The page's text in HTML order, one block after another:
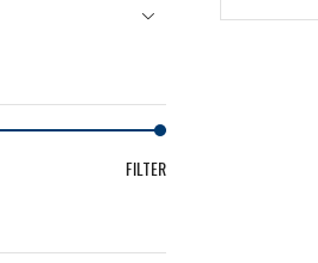
FILTER